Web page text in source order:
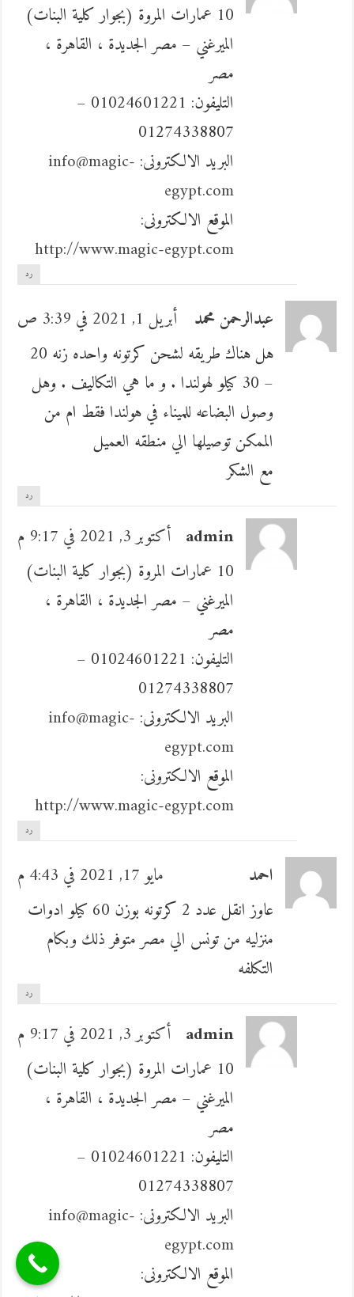
10 عمارات المروة (بجوار كلية البنات)
الميرغني – مصر الجديدة ، القاهرة ،
مصر
التليفون: 01024601221 –
01274338807
البريد الالكترونى: info@magic-
egypt.com
الموقع الالكترونى:
http://www.magic-egypt.com
رد
عبدالرحمن محمد
أبريل 1, 2021 في 3:39 ص
هل هناك طريقه لشحن كرتونه واحده زنه 20
– 30 كيلو لهولندا . و ما هي التكاليف . وهل
وصول البضاعه للميناء في هولندا فقط ام من
الممكن توصيلها الي منطقه العميل
مع الشكر
رد
admin أكتوبر 3, 2021 في 9:17 م
10 عمارات المروة (بجوار كلية البنات)
الميرغني – مصر الجديدة ، القاهرة ،
مصر
التليفون: 01024601221 –
01274338807
البريد الالكترونى: info@magic-
egypt.com
الموقع الالكترونى:
http://www.magic-egypt.com
رد
احمد
مايو 17, 2021 في 4:43 م
عاوز انقل عدد 2 كرتونه بوزن 60 كيلو ادوات
منزليه من تونس الي مصر متوفر ذلك وبكام
التكلفه
رد
admin أكتوبر 3, 2021 في 9:17 م
10 عمارات المروة (بجوار كلية البنات)
الميرغني – مصر الجديدة ، القاهرة ،
مصر
التليفون: 01024601221 –
01274338807
البريد الالكترونى: info@magic-
egypt.com
الموقع الالكترونى: